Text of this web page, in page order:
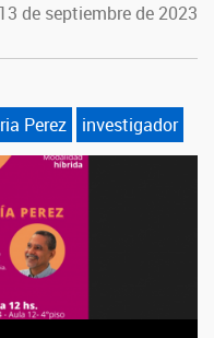
de septiembre de 2023
Perez investigador